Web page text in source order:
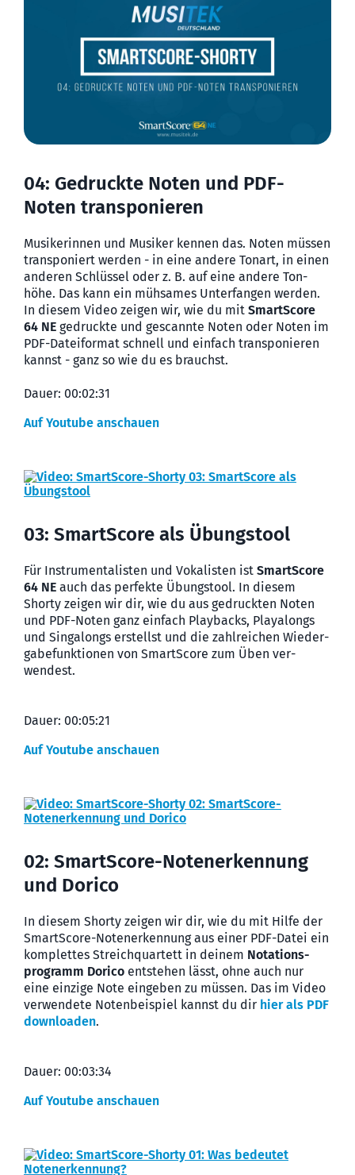
04: Gedruckte Noten und PDF-
Noten transponieren
Musikerinnen und Musiker kennen das. Noten müssen
transpo­niert werden - in eine andere Tonart, in einen
anderen Schlüssel oder z. B. auf eine andere Ton­
höhe. Das kann ein mühsames Unter­fangen werden.
In diesem Video zeigen wir, wie du mit SmartScore
64 NE gedruckte und gescannte Noten oder Noten im
PDF-Datei­format schnell und einfach transpo­nieren
kannst - ganz so wie du es brauchst.
Dauer: 00:02:31
Auf Youtube anschauen
03: SmartScore als Übungstool
Für Instru­menta­listen und Voka­listen ist SmartScore
64 NE auch das perfekte Übungs­tool. In diesem
Shorty zeigen wir dir, wie du aus gedruckten Noten
und PDF-Noten ganz einfach Play­backs, Play­alongs
und Sing­alongs erstellst und die zahl­reichen Wieder­
gabe­funk­tionen von SmartScore zum Üben ver­
wendest.
Dauer: 00:05:21
Auf Youtube anschauen
02: SmartScore-Notenerkennung
und Dorico
In diesem Shorty zeigen wir dir, wie du mit Hilfe der
SmartScore-Noten­erkennung aus einer PDF-Datei ein
komplettes Streich­quartett in deinem Notations­
programm Dorico entstehen lässt, ohne auch nur
eine einzige Note ein­geben zu müssen. Das im Video
verwendete Noten­beispiel kannst du dir hier als PDF
downloaden.
Dauer: 00:03:34
Auf Youtube anschauen